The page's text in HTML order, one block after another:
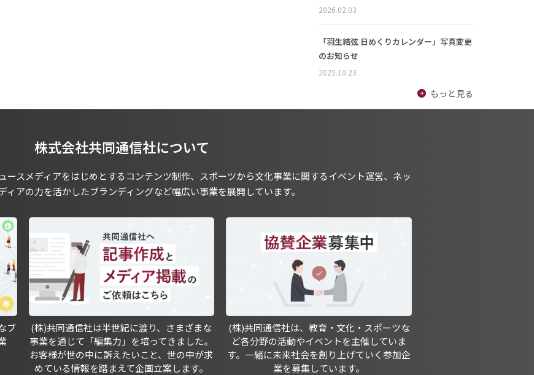
2026.02.03
「羽生結弦 日めくりカレンダー」写真変更
のお知らせ
2025.10.23
もっと見る
株式会社共同通信社について
ースメディアをはじめとするコンテンツ制作、スポーツから文化事業に関するイベント運営、ネッ
ィアの力を活かしたブランディングなど幅広い事業を展開しています。
ブ
(株)共同通信社は半世紀に渡り、さまざまな
事業を通じて「編集力」を培ってきました。
お客様が世の中に訴えたいこと、世の中が求
めている情報を踏まえて企画立案します。
(株)共同通信社は、教育・文化・スポーツな
ど各分野の活動やイベントを主催していま
す。一緒に未来社会を創り上げていく参加企
業を募集しています。